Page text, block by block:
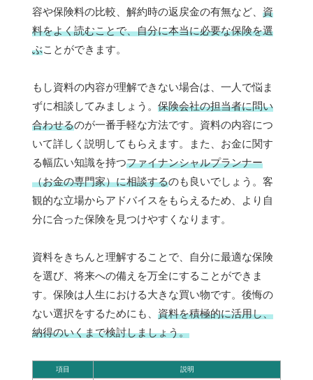
容や保険料の比較、解約時の返戻金の有無など、 資
料をよく読むことで、自分に本当に必要な保険を選
ぶことができます。
もし資料の内容が理解できない場合は、一人で悩ま
ずに相談してみましょう。 保険会社の担当者に問い
合わせるのが一番手軽な方法です。資料の内容につ
いて詳しく説明してもらえます。また、お金に関す
る幅広い知識を持つファイナンシャルプランナー
（お金の専門家）に相談するのも良いでしょう。客
観的な立場からアドバイスをもらえるため、より自
分に合った保険を見つけやすくなります。
資料をきちんと理解することで、自分に最適な保険
を選び、将来への備えを万全にすることができま
す。保険は人生における大きな買い物です。後悔の
ない選択をするためにも、 資料を積極的に活用し、
納得のいくまで検討しましょう。
項目 説明